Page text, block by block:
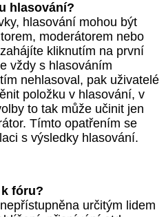
hlasování?
hlasování mohou být
moderátorem nebo
kliknutím na první
vždy s hlasováním
nehlasoval, pak uživatelé
položku v hlasování, v
to tak může učinit jen
Tímto opatřením se
s výsledky hlasování.
fóru?
určitým lidem